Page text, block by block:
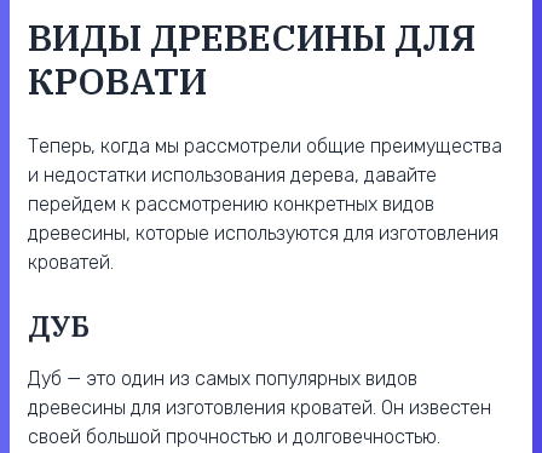
ВИДЫ ДРЕВЕСИНЫ ДЛЯ
КРОВАТИ
Теперь, когда мы рассмотрели общие преимущества
и недостатки использования дерева, давайте
перейдем к рассмотрению конкретных видов
древесины, которые используются для изготовления
кроватей.
ДУБ
Дуб — это один из самых популярных видов
древесины для изготовления кроватей. Он известен
своей большой прочностью и долговечностью.